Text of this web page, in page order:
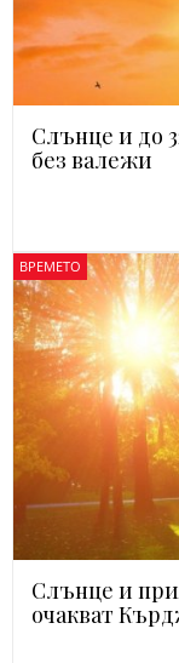
Слънце и до
без валежи
ВРЕМЕТО
Слънце и
очакват